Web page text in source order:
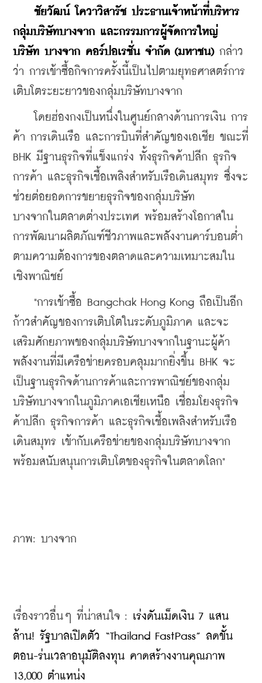
ชัยวัฒน์ โควาวิสารัช ประธานเจ้าหน้าที่บริหาร
กลุ่มบริษัทบางจาก และกรรมการผู้จัดการใหญ่
บริษัท บางจาก คอร์ปอเรชั่น จำกัด (มหาชน) กล่าว
ว่า การเข้าซื้อกิจการครั้งนี้เป็นไปตามยุทธศาสตร์การ
เติบโตระยะยาวของกลุ่มบริษัทบางจาก
โดยฮ่องกงเป็นหนึ่งในศูนย์กลางด้านการเงิน การ
ค้า การเดินเรือ และการบินที่สำคัญของเอเชีย ขณะที่
BHK มีฐานธุรกิจที่แข็งแกร่ง ทั้งธุรกิจค้าปลีก ธุรกิจ
การค้า และธุรกิจเชื้อเพลิงสำหรับเรือเดินสมุทร ซึ่งจะ
ช่วยต่อยอดการขยายธุรกิจของกลุ่มบริษัท
บางจากในตลาดต่างประเทศ พร้อมสร้างโอกาสใน
การพัฒนาผลิตภัณฑ์ชีวภาพและพลังงานคาร์บอนต่ำ
ตามความต้องการของตลาดและความเหมาะสมใน
เชิงพาณิชย์
"การเข้าซื้อ Bangchak Hong Kong ถือเป็นอีก
ก้าวสำคัญของการเติบโตในระดับภูมิภาค และจะ
เสริมศักยภาพของกลุ่มบริษัทบางจากในฐานะผู้ค้า
พลังงานที่มีเครือข่ายครอบคลุมมากยิ่งขึ้น BHK จะ
เป็นฐานธุรกิจด้านการค้าและการพาณิชย์ของกลุ่ม
บริษัทบางจากในภูมิภาคเอเชียเหนือ เชื่อมโยงธุรกิจ
ค้าปลีก ธุรกิจการค้า และธุรกิจเชื้อเพลิงสำหรับเรือ
เดินสมุทร เข้ากับเครือข่ายของกลุ่มบริษัทบางจาก
พร้อมสนับสนุนการเติบโตของธุรกิจในตลาดโลก"
ภาพ: บางจาก
เรื่องราวอื่นๆ ที่น่าสนใจ : เร่งดันเม็ดเงิน 7 แสน
ล้าน! รัฐบาลเปิดตัว “Thailand FastPass” ลดขั้น
ตอน-ร่นเวลาอนุมัติลงทุน คาดสร้างงานคุณภาพ
13,000 ตำแหน่ง